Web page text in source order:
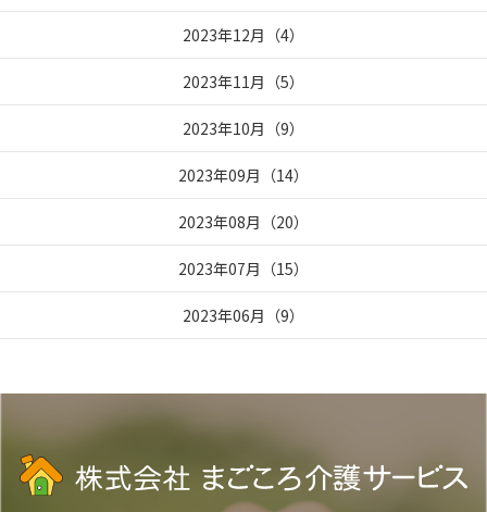
2023年12月 （4）
2023年11月 （5）
2023年10月 （9）
2023年09月 （14）
2023年08月 （20）
2023年07月 （15）
2023年06月 （9）